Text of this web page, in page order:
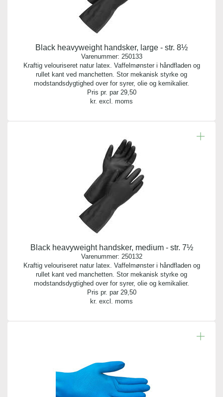
Black heavyweight handsker, large - str. 8½
Varenummer: 250133
Kraftig velouriseret natur latex. Vaffelmønster i håndfladen og
rullet kant ved manchetten. Stor mekanisk styrke og
modstandsdygtighed over for syrer, olie og kemikalier.
Pris pr. par 29,50
kr. excl. moms
Black heavyweight handsker, medium - str. 7½
Varenummer: 250132
Kraftig velouriseret natur latex. Vaffelmønster i håndfladen og
rullet kant ved manchetten. Stor mekanisk styrke og
modstandsdygtighed over for syrer, olie og kemikalier.
Pris pr. par 29,50
kr. excl. moms